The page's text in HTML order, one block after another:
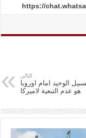
https://
التالي
الوحيد امام اوروبا
هو عدم التبعية لاميركا